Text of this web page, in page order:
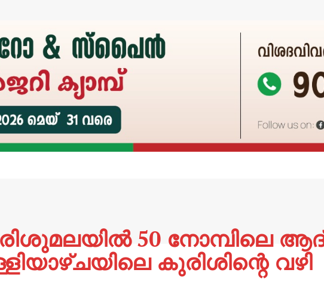
50 നോമ്പിലെ
കുരിശിന്റെ വഴി